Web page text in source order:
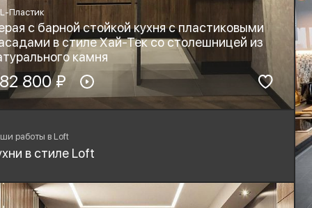
Пластик
с барной стойкой кухня с пластиковыми
в стиле Хай-Тек со столешницей из
камня
фасадов:
Пластик
Материал столешницы:
Натуральный камень
Blum
800 ₽
работы в Loft
в стиле Loft